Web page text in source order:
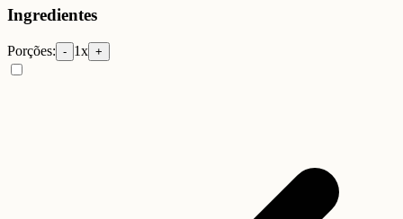
Ingredientes
Porções: - 1x +